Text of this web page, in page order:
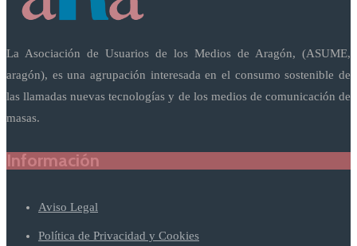
La Asociación de Usuarios de los Medios de Aragón, (ASUME,
aragón), es una agrupación interesada en el consumo sostenible de
las llamadas nuevas tecnologías y de los medios de comunicación de
masas.
Información
Aviso Legal
Política de Privacidad y Cookies